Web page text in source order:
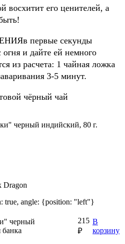
восхитит его ценителей, а
первые секунды
и дайте ей немного
из расчета: 1 чайная ложка
3-5 минут.
чёрный чай
Dragon
true, angle: {position: "left"}
черный
215
₽
В
корзину